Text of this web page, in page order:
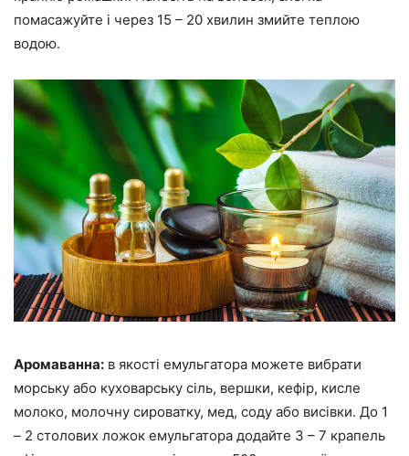
помасажуйте і через 15 – 20 хвилин змийте теплою
водою.
Аромаванна: в якості емульгатора можете вибрати
морську або куховарську сіль, вершки, кефір, кисле
молоко, молочну сироватку, мед, соду або висівки. До 1
– 2 столових ложок емульгатора додайте 3 – 7 крапель